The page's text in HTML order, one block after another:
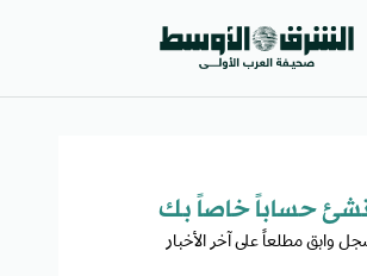
حساباً خاصاً بك​
وابق مطلعاً على آخر الأخبار